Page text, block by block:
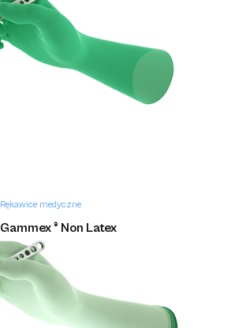
Rękawice medyczne
Gammex ® Non Latex